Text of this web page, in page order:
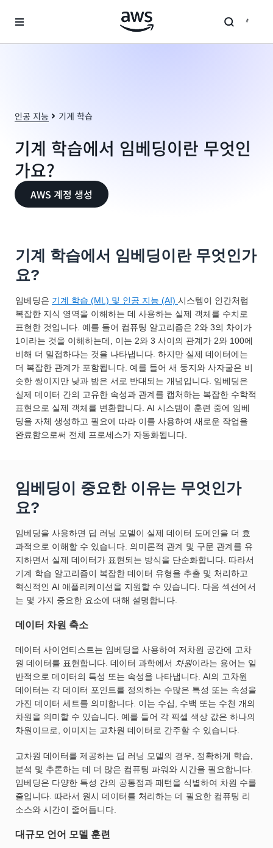
인공 지능 기계 학습
기계 학습에서 임베딩이란 무엇인
가요?
AWS 계정 생성
기계 학습에서 임베딩이란 무엇인가
요?
임베딩은 기계 학습 (ML) 및 인공 지능 (AI) 시스템이 인간처럼
복잡한 지식 영역을 이해하는 데 사용하는 실제 객체를 수치로
표현한 것입니다. 예를 들어 컴퓨팅 알고리즘은 2와 3의 차이가
1이라는 것을 이해하는데, 이는 2와 3 사이의 관계가 2와 100에
비해 더 밀접하다는 것을 나타냅니다. 하지만 실제 데이터에는
더 복잡한 관계가 포함됩니다. 예를 들어 새 둥지와 사자굴은 비
슷한 쌍이지만 낮과 밤은 서로 반대되는 개념입니다. 임베딩은
실제 데이터 간의 고유한 속성과 관계를 캡처하는 복잡한 수학적
표현으로 실제 객체를 변환합니다. AI 시스템이 훈련 중에 임베
딩을 자체 생성하고 필요에 따라 이를 사용하여 새로운 작업을
완료함으로써 전체 프로세스가 자동화됩니다.
임베딩이 중요한 이유는 무엇인가
요?
임베딩을 사용하면 딥 러닝 모델이 실제 데이터 도메인을 더 효
과적으로 이해할 수 있습니다. 의미론적 관계 및 구문 관계를 유
지하면서 실제 데이터가 표현되는 방식을 단순화합니다. 따라서
기계 학습 알고리즘이 복잡한 데이터 유형을 추출 및 처리하고
혁신적인 AI 애플리케이션을 지원할 수 있습니다. 다음 섹션에서
는 몇 가지 중요한 요소에 대해 설명합니다.
데이터 차원 축소
데이터 사이언티스트는 임베딩을 사용하여 저차원 공간에 고차
원 데이터를 표현합니다. 데이터 과학에서 차원이라는 용어는 일
반적으로 데이터의 특성 또는 속성을 나타냅니다. AI의 고차원
데이터는 각 데이터 포인트를 정의하는 수많은 특성 또는 속성을
가진 데이터 세트를 의미합니다. 이는 수십, 수백 또는 수천 개의
차원을 의미할 수 있습니다. 예를 들어 각 픽셀 색상 값은 하나의
차원이므로, 이미지는 고차원 데이터로 간주할 수 있습니다.
고차원 데이터를 제공하는 딥 러닝 모델의 경우, 정확하게 학습,
분석 및 추론하는 데 더 많은 컴퓨팅 파워와 시간을 필요합니다.
임베딩은 다양한 특성 간의 공통점과 패턴을 식별하여 차원 수를
줄입니다. 따라서 원시 데이터를 처리하는 데 필요한 컴퓨팅 리
소스와 시간이 줄어듭니다.
대규모 언어 모델 훈련